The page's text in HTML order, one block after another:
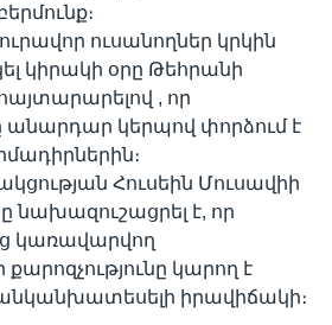
ուսանողներ կրկին
կիրակի օրը Թեհրանի
, որ
անարդար կերպով փորձում է
Հուսեին Մուսավիի
նախազուշացրել է, որ
կառավարվող
կարող է
անկանխատեսելի իրավիճակի։